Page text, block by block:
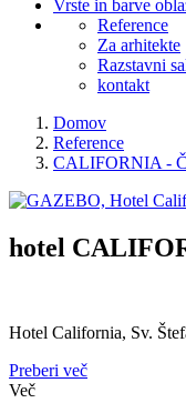
Vrste in barve
Reference
Za arhitekte
Razstavni
kontakt
Domov
Reference
CALIFORNIA -
hotel
Hotel California, Sv.
Preberi več
Več